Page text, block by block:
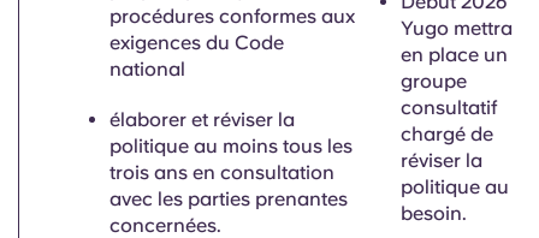
procédures conformes aux
exigences du Code
national
élaborer et réviser la
politique au moins tous les
trois ans en consultation
avec les parties prenantes
concernées.
Yugo mettra
en place un
groupe
consultatif
chargé de
réviser la
politique au
besoin.